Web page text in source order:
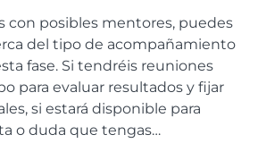
con posibles mentores, puedes
del tipo de acompañamiento
fase. Si tendréis reuniones
para evaluar resultados y fijar
si estará disponible para
o duda que tengas…